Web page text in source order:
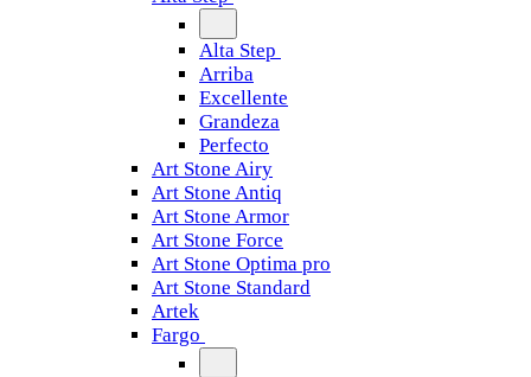
Alta Step
Arriba
Excellente
Grandeza
Perfecto
Art Stone Airy
Art Stone Antiq
Art Stone Armor
Art Stone Force
Art Stone Optima pro
Art Stone Standard
Artek
Fargo